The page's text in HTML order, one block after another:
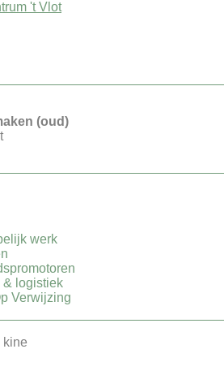
't Vlot
medisch centrum
(oud)
werk
& logistiek
Verwijzing
kine
zo goed mogelijk
handelingen, actieve therapie en
kan je terecht met een
op met ons.